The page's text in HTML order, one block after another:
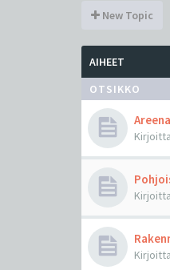
New Topic
AIHEET
OTSIKKO